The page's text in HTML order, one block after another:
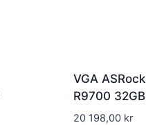
VGA
R9700
20 198,00 kr